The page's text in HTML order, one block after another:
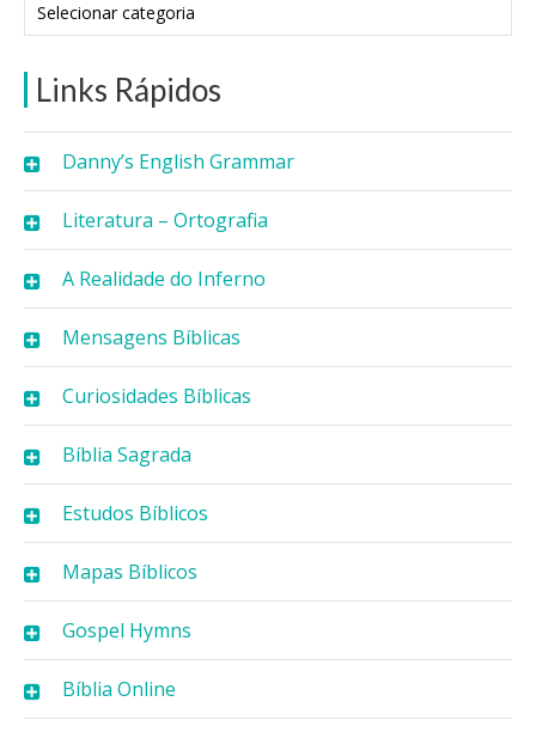
Links Rápidos
Danny’s English Grammar
Literatura – Ortografia
A Realidade do Inferno
Mensagens Bíblicas
Curiosidades Bíblicas
Bíblia Sagrada
Estudos Bíblicos
Mapas Bíblicos
Gospel Hymns
Bíblia Online